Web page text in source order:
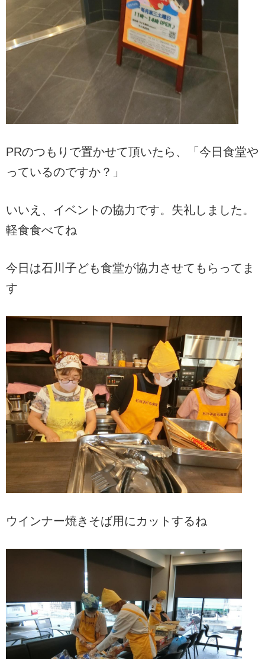
PRのつもりで置かせて頂いたら、「今日食堂や
っているのですか？」
いいえ、イベントの協力です。失礼しました。
軽食食べてね
今日は石川子ども食堂が協力させてもらってま
す
ウインナー焼きそば用にカットするね